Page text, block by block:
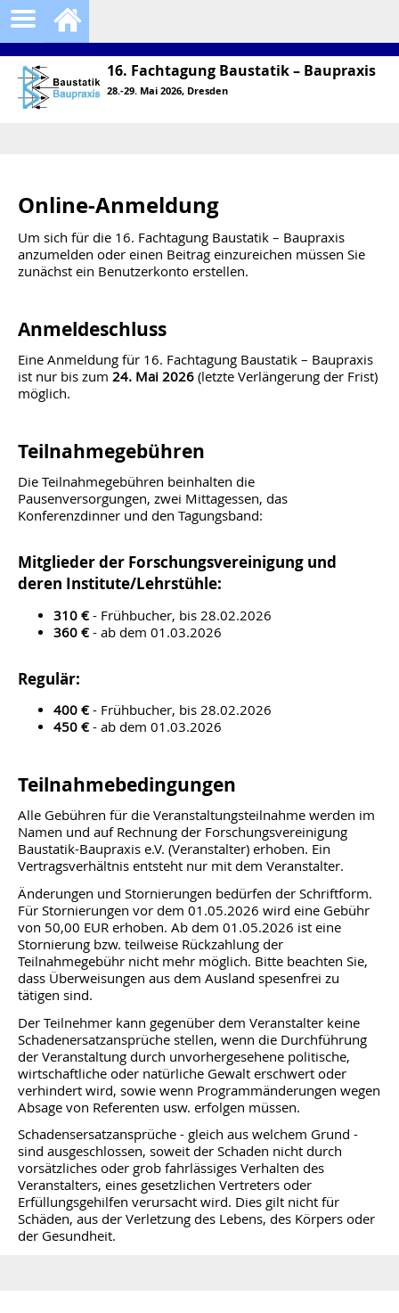
16. Fachtagung Baustatik – Baupraxis
28.-29. Mai 2026, Dresden
Online-Anmeldung
Um sich für die 16. Fachtagung Baustatik – Baupraxis
anzumelden oder einen Beitrag einzureichen müssen Sie
zunächst ein Benutzerkonto erstellen.
Anmeldeschluss
Eine Anmeldung für 16. Fachtagung Baustatik – Baupraxis
ist nur bis zum 24. Mai 2026 (letzte Verlängerung der Frist)
möglich.
Teilnahmegebühren
Die Teilnahmegebühren beinhalten die
Pausenversorgungen, zwei Mittagessen, das
Konferenzdinner und den Tagungsband:
Mitglieder der Forschungsvereinigung und
deren Institute/Lehrstühle:
310 € - Frühbucher, bis 28.02.2026
360 € - ab dem 01.03.2026
Regulär:
400 € - Frühbucher, bis 28.02.2026
450 € - ab dem 01.03.2026
Teilnahmebedingungen
Alle Gebühren für die Veranstaltungsteilnahme werden im
Namen und auf Rechnung der Forschungsvereinigung
Baustatik-Baupraxis e.V. (Veranstalter) erhoben. Ein
Vertragsverhältnis entsteht nur mit dem Veranstalter.
Änderungen und Stornierungen bedürfen der Schriftform.
Für Stornierungen vor dem 01.05.2026 wird eine Gebühr
von 50,00 EUR erhoben. Ab dem 01.05.2026 ist eine
Stornierung bzw. teilweise Rückzahlung der
Teilnahmegebühr nicht mehr möglich. Bitte beachten Sie,
dass Überweisungen aus dem Ausland spesenfrei zu
tätigen sind.
Der Teilnehmer kann gegenüber dem Veranstalter keine
Schadenersatzansprüche stellen, wenn die Durchführung
der Veranstaltung durch unvorhergesehene politische,
wirtschaftliche oder natürliche Gewalt erschwert oder
verhindert wird, sowie wenn Programmänderungen wegen
Absage von Referenten usw. erfolgen müssen.
Schadensersatzansprüche - gleich aus welchem Grund -
sind ausgeschlossen, soweit der Schaden nicht durch
vorsätzliches oder grob fahrlässiges Verhalten des
Veranstalters, eines gesetzlichen Vertreters oder
Erfüllungsgehilfen verursacht wird. Dies gilt nicht für
Schäden, aus der Verletzung des Lebens, des Körpers oder
der Gesundheit.